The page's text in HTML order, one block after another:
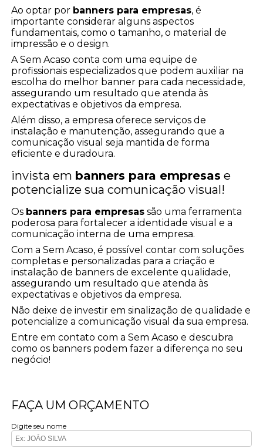
Ao optar por banners para empresas, é
importante considerar alguns aspectos
fundamentais, como o tamanho, o material de
impressão e o design.
A Sem Acaso conta com uma equipe de
profissionais especializados que podem auxiliar na
escolha do melhor banner para cada necessidade,
assegurando um resultado que atenda às
expectativas e objetivos da empresa.
Além disso, a empresa oferece serviços de
instalação e manutenção, assegurando que a
comunicação visual seja mantida de forma
eficiente e duradoura.
invista em banners para empresas e
potencialize sua comunicação visual!
Os banners para empresas são uma ferramenta
poderosa para fortalecer a identidade visual e a
comunicação interna de uma empresa.
Com a Sem Acaso, é possível contar com soluções
completas e personalizadas para a criação e
instalação de banners de excelente qualidade,
assegurando um resultado que atenda às
expectativas e objetivos da empresa.
Não deixe de investir em sinalização de qualidade e
potencialize a comunicação visual da sua empresa.
Entre em contato com a Sem Acaso e descubra
como os banners podem fazer a diferença no seu
negócio!
FAÇA UM ORÇAMENTO
Digite seu nome